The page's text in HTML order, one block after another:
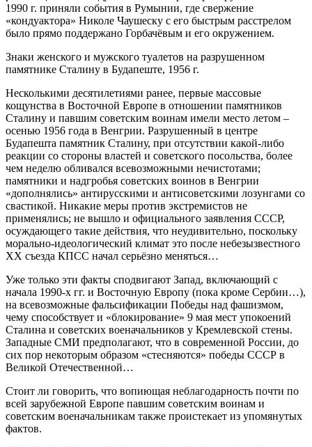
1990 г. приняли события в Румынии, где свержение
«кондуактора» Николе Чаушеску с его быстрым расстрелом
было прямо поддержано Горбачёвым и его окружением.
Знаки женского и мужского туалетов на разрушенном
памятнике Сталину в Будапеште, 1956 г.
Несколькими десятилетиями ранее, первые массовые
кощунства в Восточной Европе в отношении памятников
Сталину и павшим советским воинам имели место летом –
осенью 1956 года в Венгрии. Разрушенный в центре
Будапешта памятник Сталину, при отсутствии какой-либо
реакции со стороны властей и советского посольства, более
чем неделю обливался всевозможными нечистотами;
памятники и надгробья советских воинов в Венгрии
«дополнялись» антирусскими и антисоветскими лозунгами со
свастикой. Никакие меры против экстремистов не
применялись; не вышло и официального заявления СССР,
осуждающего такие действия, что неудивительно, поскольку
морально-идеологический климат это после небезызвестного
XX съезда КПСС начал серьёзно меняться…
Уже только эти факты сподвигают Запад, включающий с
начала 1990-х гг. и Восточную Европу (пока кроме Сербии…),
на всевозможные фальсификации Победы над фашизмом,
чему способствует и «блокирование» 9 мая мест упокоений
Сталина и советских военачальников у Кремлевской стены.
Западные СМИ предполагают, что в современной России, до
сих пор некоторым образом «стесняются» победы СССР в
Великой Отечественной…
Стоит ли говорить, что вопиющая неблагодарность почти по
всей зарубежной Европе павшим советским воинам и
советским военачальникам также проистекает из упомянутых
фактов.